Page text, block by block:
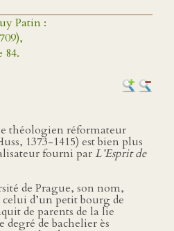
Patin :
84.
théologien réformateur
1373-1415) est bien plus
fourni parL’Esprit de
de Prague, son nom,
d’un petit bourg de
de parents de la lie
de bachelier ès